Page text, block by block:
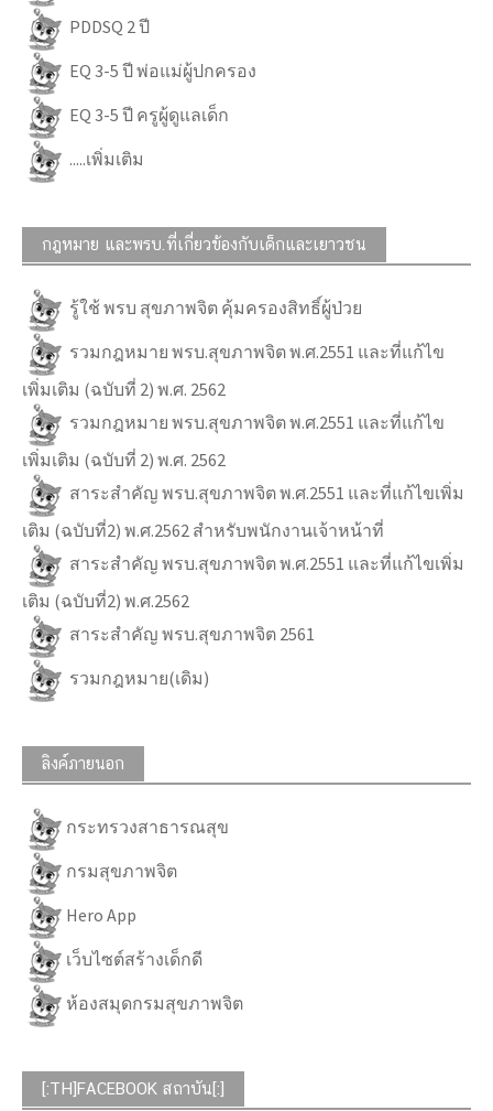
PDDSQ 2 ปี
EQ 3-5 ปี พ่อแม่ผู้ปกครอง
EQ 3-5 ปี ครูผู้ดูแลเด็ก
.....เพิ่มเติม
กฎหมาย และพรบ.ที่เกี่ยวข้องกับเด็กและเยาวชน
รู้ใช้ พรบ สุขภาพจิต คุ้มครองสิทธิ์ผู้ป่วย
รวมกฎหมาย พรบ.สุขภาพจิต พ.ศ.2551 และที่แก้ไข
เพิ่มเติม (ฉบับที่ 2) พ.ศ. 2562
รวมกฎหมาย พรบ.สุขภาพจิต พ.ศ.2551 และที่แก้ไข
เพิ่มเติม (ฉบับที่ 2) พ.ศ. 2562
สาระสำคัญ พรบ.สุขภาพจิต พ.ศ.2551 และที่แก้ไขเพิ่ม
เติม (ฉบับที่2) พ.ศ.2562 สำหรับพนักงานเจ้าหน้าที่
สาระสำคัญ พรบ.สุขภาพจิต พ.ศ.2551 และที่แก้ไขเพิ่ม
เติม (ฉบับที่2) พ.ศ.2562
สาระสำคัญ พรบ.สุขภาพจิต 2561
รวมกฎหมาย(เดิม)
ลิงค์ภายนอก
กระทรวงสาธารณสุข
กรมสุขภาพจิต
Hero App
เว็บไซต์สร้างเด็กดี
ห้องสมุดกรมสุขภาพจิต
[:TH]FACEBOOK สถาบัน[:]